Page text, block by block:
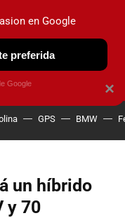
OBSERVATORIO
GPS BMW
un híbrido
y 70
×
en Google
preferida
Google